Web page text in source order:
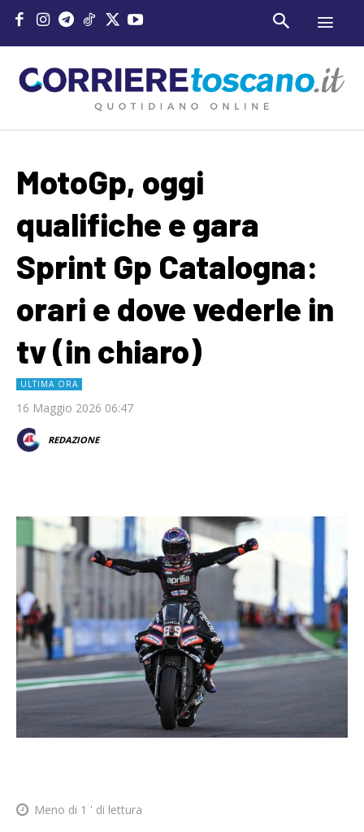
MotoGp, oggi
qualifiche e gara
Sprint Gp Catalogna:
orari e dove vederle in
tv (in chiaro)
ULTIMA ORA
16 Maggio 2026 06:47
REDAZIONE
Meno di 1 ' di lettura